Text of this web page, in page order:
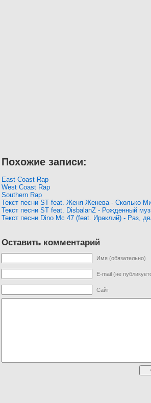
Похожие записи:
East Coast Rap
West Coast Rap
Southern Rap
Текст песни ST feat. Женя Женева - Сколько
Текст песни ST feat. DisbalanZ - Рожденный
Текст песни Dino Mc 47 (feat. Ираклий) - Раз,
Оставить комментарий
Имя (обязательно)
E-mail (не
Сайт